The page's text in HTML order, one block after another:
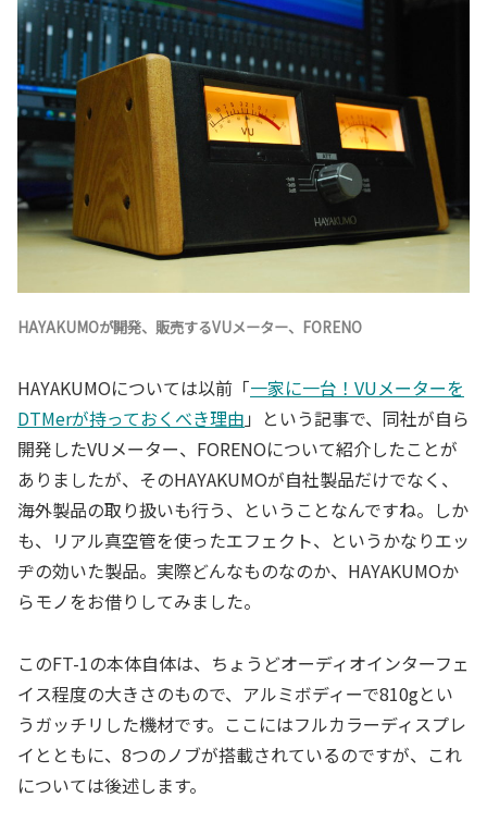
HAYAKUMOが開発、販売するVUメーター、FORENO
HAYAKUMOについては以前「一家に一台！VUメーターを
DTMerが持っておくべき理由 」という記事で、同社が自ら
開発したVUメーター、FORENOについて紹介したことが
ありましたが、そのHAYAKUMOが自社製品だけでなく、
海外製品の取り扱いも行う、ということなんですね。しか
も、リアル真空管を使ったエフェクト、というかなりエッ
ヂの効いた製品。実際どんなものなのか、HAYAKUMOか
らモノをお借りしてみました。
このFT-1の本体自体は、ちょうどオーディオインターフェ
イス程度の大きさのもので、アルミボディーで810gとい
うガッチリした機材です。ここにはフルカラーディスプレ
イとともに、8つのノブが搭載されているのですが、これ
については後述します。